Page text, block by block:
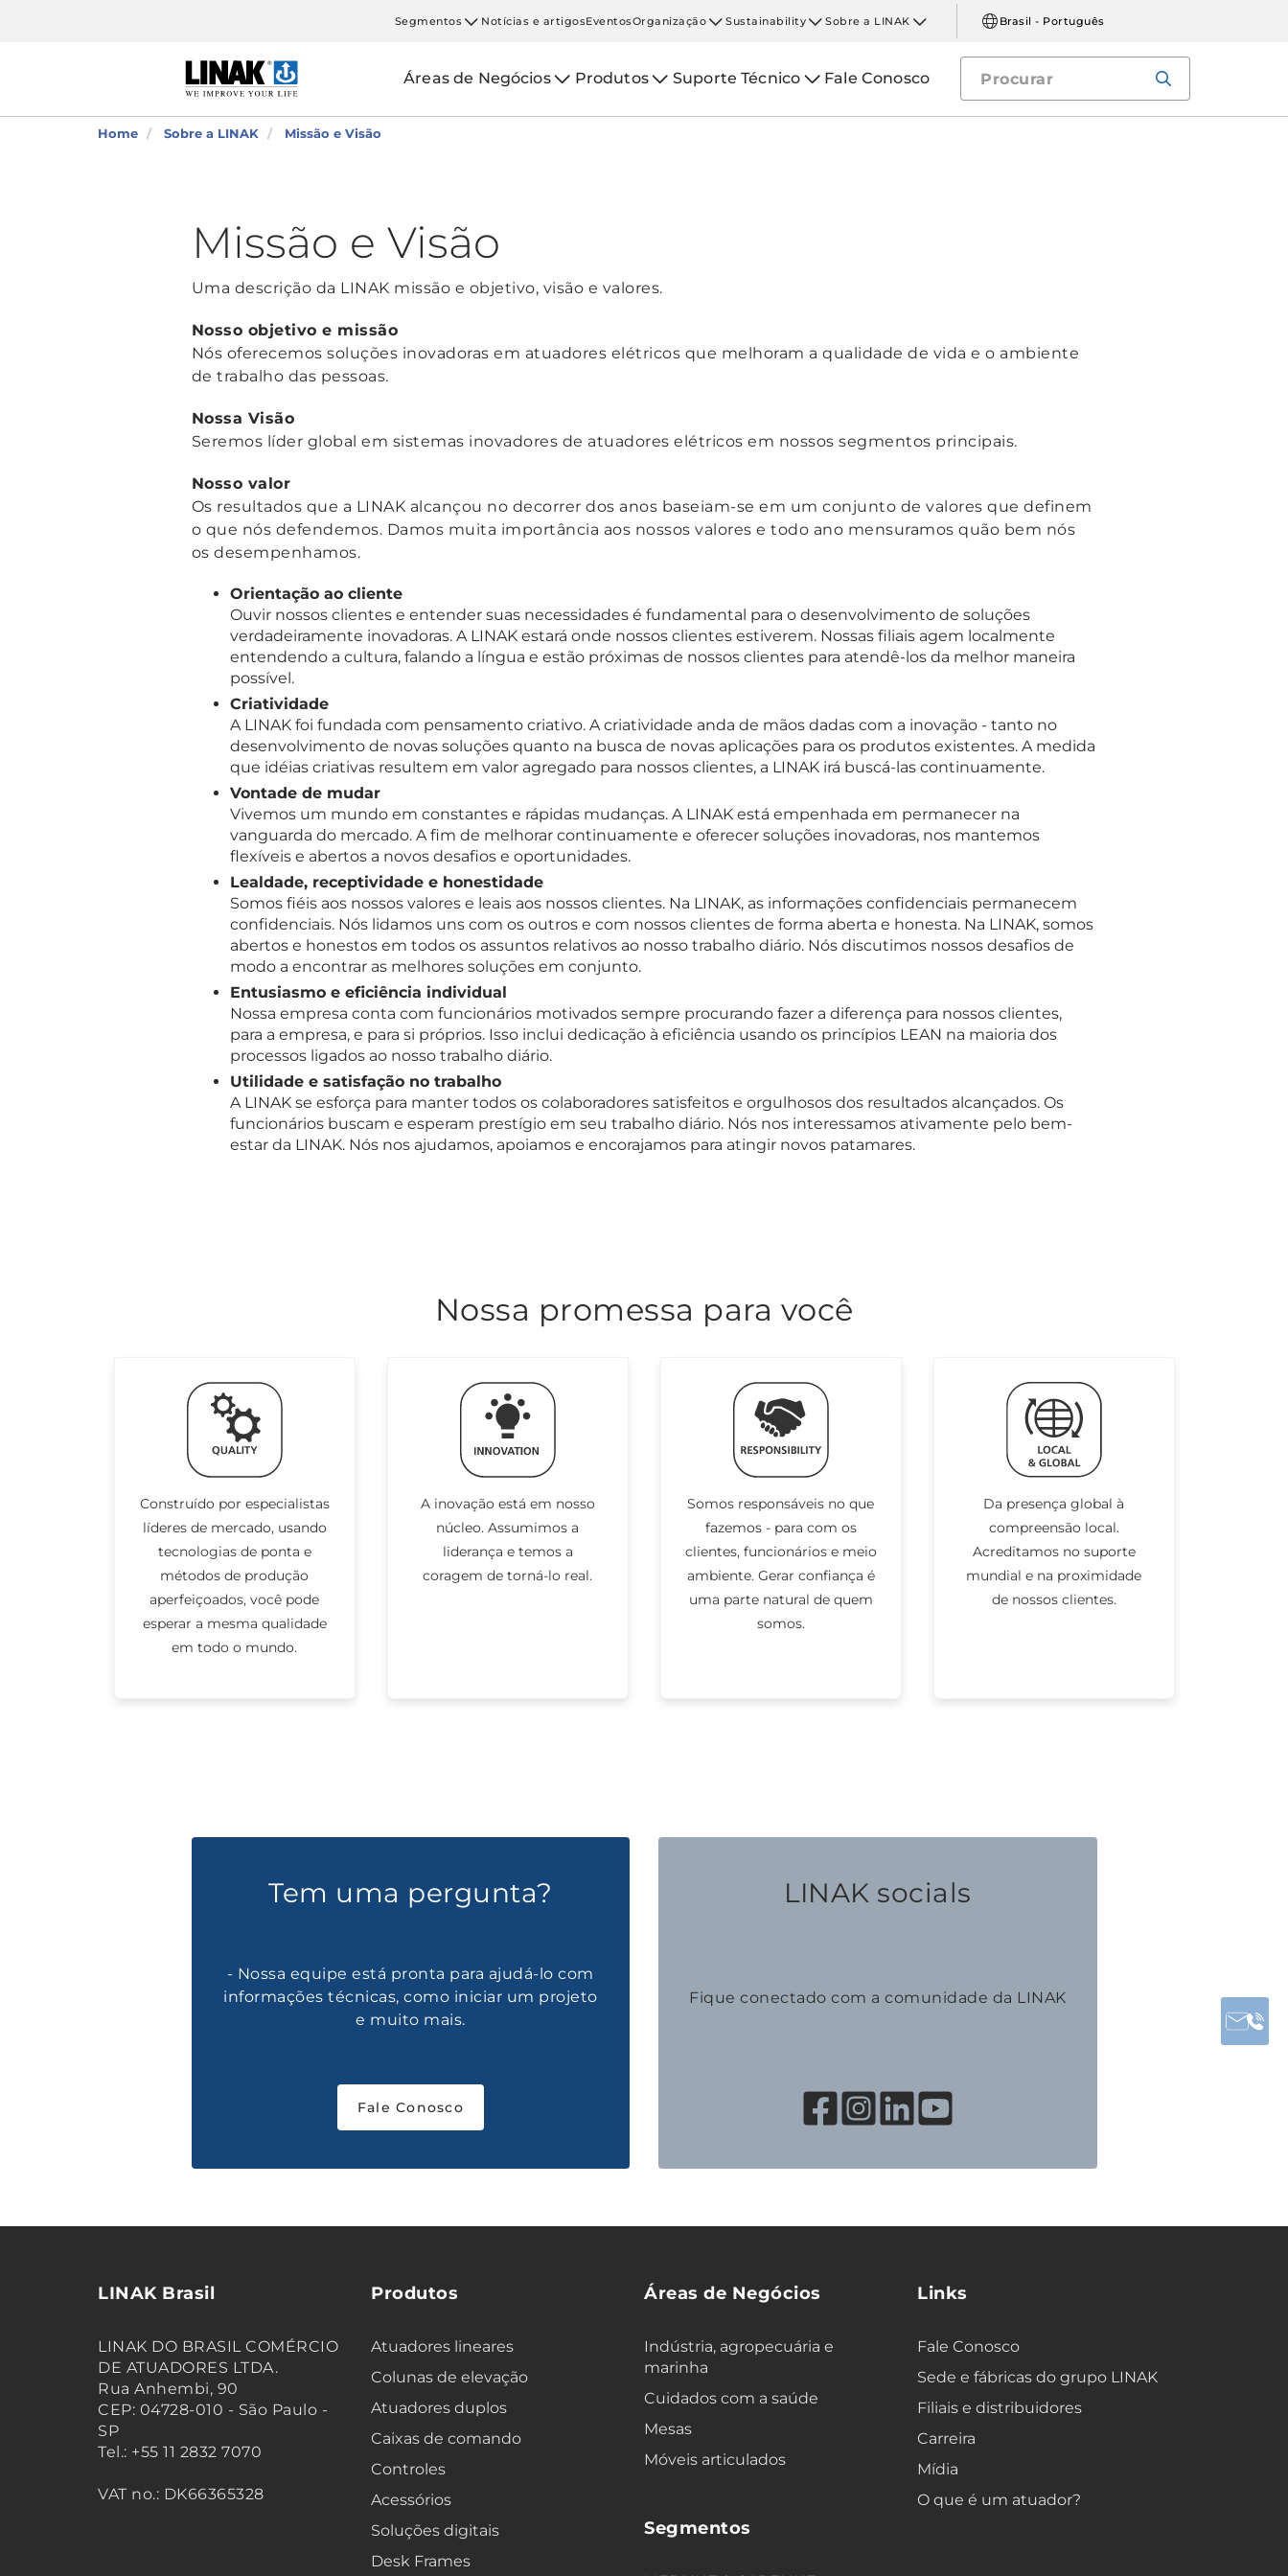
Segmentos Notícias e artigosEventosOrganização Sustainability Sobre a LINAK Brasil - Português
Áreas de Negócios Produtos Suporte Técnico Fale Conosco
Home Sobre a LINAK Missão e Visão
Missão e Visão
Uma descrição da LINAK missão e objetivo, visão e valores.
Nosso objetivo e missão
Nós oferecemos soluções inovadoras em atuadores elétricos que melhoram a qualidade de vida e o ambiente
de trabalho das pessoas.
Nossa Visão
Seremos líder global em sistemas inovadores de atuadores elétricos em nossos segmentos principais.
Nosso valor
Os resultados que a LINAK alcançou no decorrer dos anos baseiam-se em um conjunto de valores que definem
o que nós defendemos. Damos muita importância aos nossos valores e todo ano mensuramos quão bem nós
os desempenhamos.
Orientação ao cliente
Ouvir nossos clientes e entender suas necessidades é fundamental para o desenvolvimento de soluções
verdadeiramente inovadoras. A LINAK estará onde nossos clientes estiverem. Nossas filiais agem localmente
entendendo a cultura, falando a língua e estão próximas de nossos clientes para atendê-los da melhor maneira
possível.
Criatividade
A LINAK foi fundada com pensamento criativo. A criatividade anda de mãos dadas com a inovação - tanto no
desenvolvimento de novas soluções quanto na busca de novas aplicações para os produtos existentes. A medida
que idéias criativas resultem em valor agregado para nossos clientes, a LINAK irá buscá-las continuamente.
Vontade de mudar
Vivemos um mundo em constantes e rápidas mudanças. A LINAK está empenhada em permanecer na
vanguarda do mercado. A fim de melhorar continuamente e oferecer soluções inovadoras, nos mantemos
flexíveis e abertos a novos desafios e oportunidades.
Lealdade, receptividade e honestidade
Somos fiéis aos nossos valores e leais aos nossos clientes. Na LINAK, as informações confidenciais permanecem
confidenciais. Nós lidamos uns com os outros e com nossos clientes de forma aberta e honesta. Na LINAK, somos
abertos e honestos em todos os assuntos relativos ao nosso trabalho diário. Nós discutimos nossos desafios de
modo a encontrar as melhores soluções em conjunto.
Entusiasmo e eficiência individual
Nossa empresa conta com funcionários motivados sempre procurando fazer a diferença para nossos clientes,
para a empresa, e para si próprios. Isso inclui dedicação à eficiência usando os princípios LEAN na maioria dos
processos ligados ao nosso trabalho diário.
Utilidade e satisfação no trabalho
A LINAK se esforça para manter todos os colaboradores satisfeitos e orgulhosos dos resultados alcançados. Os
funcionários buscam e esperam prestígio em seu trabalho diário. Nós nos interessamos ativamente pelo bem-
estar da LINAK. Nós nos ajudamos, apoiamos e encorajamos para atingir novos patamares.
Nossa promessa para você
Construído por especialistas
líderes de mercado, usando
tecnologias de ponta e
métodos de produção
aperfeiçoados, você pode
esperar a mesma qualidade
em todo o mundo.
A inovação está em nosso
núcleo. Assumimos a
liderança e temos a
coragem de torná-lo real.
Somos responsáveis no que
fazemos - para com os
clientes, funcionários e meio
ambiente. Gerar confiança é
uma parte natural de quem
somos.
Da presença global à
compreensão local.
Acreditamos no suporte
mundial e na proximidade
de nossos clientes.
Tem uma pergunta?
- Nossa equipe está pronta para ajudá-lo com
informações técnicas, como iniciar um projeto
e muito mais.
Fale Conosco
LINAK socials
Fique conectado com a comunidade da LINAK
LINAK Brasil
LINAK DO BRASIL COMÉRCIO
DE ATUADORES LTDA.
Rua Anhembi, 90
CEP: 04728-010 - São Paulo -
SP
Tel.: +55 11 2832 7070
VAT no.: DK66365328
Produtos
Atuadores lineares
Colunas de elevação
Atuadores duplos
Caixas de comando
Controles
Acessórios
Soluções digitais
Desk Frames
Áreas de Negócios
Indústria, agropecuária e
marinha
Cuidados com a saúde
Mesas
Móveis articulados
Segmentos
Links
Fale Conosco
Sede e fábricas do grupo LINAK
Filiais e distribuidores
Carreira
Mídia
O que é um atuador?